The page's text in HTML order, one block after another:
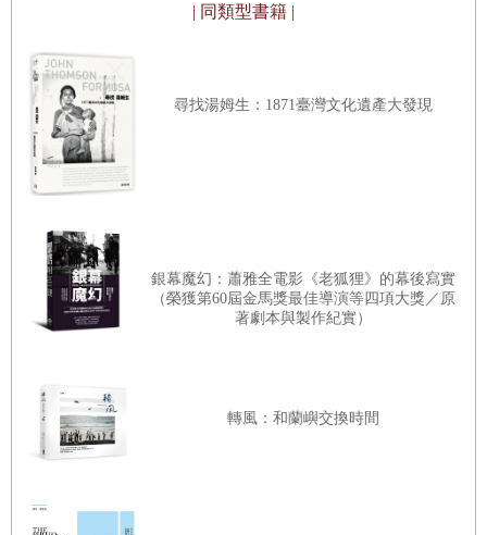
更多相關內容，參見41頁「用鏡頭思考」。
2. 看到眼白再開拍
在電影大銀幕上，我們深受遼闊的遠景感動，像是遍布仙人
掌和牛仔的絕美舊西部，或是在太空飄浮時，那片一望無際
52吋電漿電視上看起來還好，在手機上則像垃圾一樣又小又
模糊。
眼神。錯過眼神，就錯過了一半的訊息。
卻不是如此，他的眼神露出玄機。或是戲劇女角說：「愛，
| 同類型書籍 |
尋找湯姆生：1871臺灣文化遺產大發現
銀幕魔幻：蕭雅全電影《老狐狸》的幕後寫實
（榮獲第60屆金馬獎最佳導演等四項大獎／原
著劇本與製作紀實）
轉風：和蘭嶼交換時間